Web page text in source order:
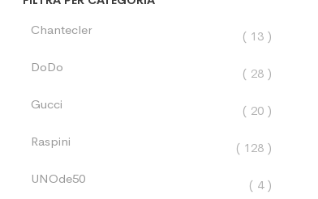
Chantecler 13elementi
DoDo 28elementi
Gucci 20elementi
Raspini 128elementi
UNOde50 4elementi